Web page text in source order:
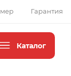
Гарантия
Каталог